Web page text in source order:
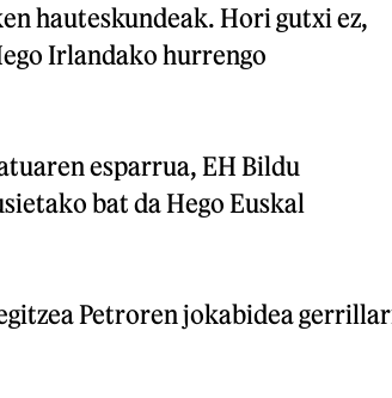
hauteskundeak. Hori gutxi ez,
Irlandako hurrengo
esparrua, EH Bildu
bat da Hego Euskal
Petroren jokabidea